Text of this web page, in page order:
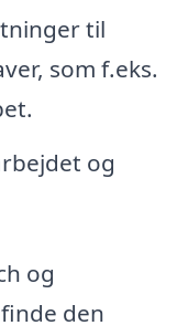
til
som f.eks.
og
og
den